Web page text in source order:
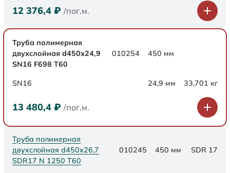
12 376,4 ₽ /пог.м.
Труба полимерная
двухслойная d450х24,9
SN16 F698 Т60
010254 450 мм
SN16 24,9 мм 33,701 кг
13 480,4 ₽ /пог.м.
Труба полимерная
двухслойная d450x26,7
SDR17 N 1250 Т60
010245 450 мм SDR 17